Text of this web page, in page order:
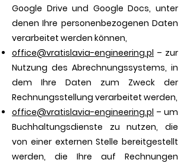
Google Drive und Google Docs, unter
denen Ihre personenbezogenen Daten
verarbeitet werden können,
office@vratislavia-engineering.pl – zur
Nutzung des Abrechnungssystems, in
dem Ihre Daten zum Zweck der
Rechnungsstellung verarbeitet werden,
office@vratislavia-engineering.pl – um
Buchhaltungsdienste zu nutzen, die
von einer externen Stelle bereitgestellt
werden, die Ihre auf Rechnungen